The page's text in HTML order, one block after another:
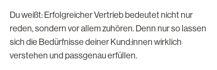
Du weißt: Erfolgreicher Vertrieb bedeutet nicht nur
reden, sondern vor allem zuhören. Denn nur so lassen
sich die Bedürfnisse deiner Kund:innen wirklich
verstehen und passgenau erfüllen.